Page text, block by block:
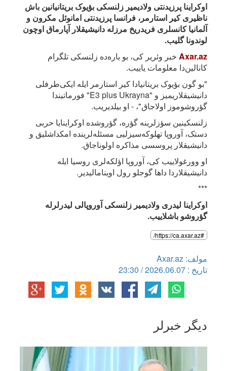
اوکراینا پرزیدنتی ولادیمیر زلنسکی بؤیوک بریتانیانین باش
ناظیری کیر استارمر، فرانسا پرزیدنتی امانوئل مکرون و
آلمانیا کانسلری فریدریخ مرزله دانیشیقلار آپارماق اوچون
لوندونا گلیب.
Axar.az خبر وئریر کی، بو باره‌ده زلنسکی تلگرام
کانالین‌دا معلومات یاییب.
"بو گون بؤیوک بریتانیادا کیر استارمر ایله ایکی‌طرفلی
دانیشیقلاریمیز و "E3 plus Ukrayna" فورماتیندا
گؤروشوموز اولاجاق"، - او بیلدیریب.
زلنسکینین سؤزلرینه گؤره، گؤروشده اوکراینایا حربی
دستک، آوروپا تهلوکه‌سیزلیی مسئله‌لرینده امکداشلیق و
دانیشیقلار پروسسی مذاکره اولوناجاق.
او وورغولاییب کی، آوروپا اؤلکه‌لری روسیا ایله
دانیشیقلاردا داها گوجلو رول اوینامالیدیر.
***
اوکراینا لیدری ولادیمیر زلنسکی آوروپالی لیدرلرله
گؤروشو باشلاییب.
#https://ca.axar.az/
مولف: Axar.az
تاریخ : 2026.06.07 / 23:30
دیگر خبرلر